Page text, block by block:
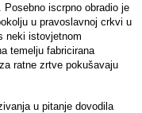
Posebno iscrpno obradio je
u pravoslavnoj crkvi u
neki istovjetnom
temelju fabricirana
ratne zrtve pokušavaju
u pitanje dovodila